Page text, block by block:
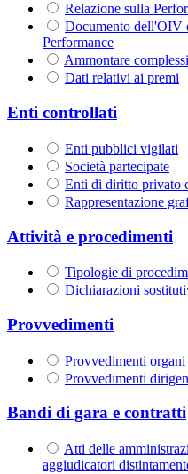
Relazione sulla
Documento dell'OIV
Performance
Ammontare
Dati relativi ai premi
Enti controllati
Enti pubblici vigilati
Società partecipate
Enti di diritto privato
Rappresentazione
Attività e procedimenti
Tipologie di
Dichiarazioni
Provvedimenti
Provvedimenti
Provvedimenti
Bandi di gara e contratti
Atti delle
aggiudicatori